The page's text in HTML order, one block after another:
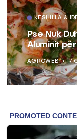
KËSHILLA &
Pse Nuk
Aluminit
AGROWEB 7